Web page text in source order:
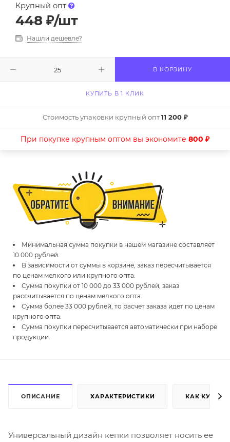
Крупный опт
448 ₽/шт
Нашли дешевле?
В КОРЗИНУ
КУПИТЬ В 1 КЛИК
Стоимость упаковки крупный опт11 200 ₽
При покупке крупным оптом вы экономите 800 ₽
Минимальная сумма покупки в нашем магазине составляет
10 000 рублей.
В зависимости от суммы в корзине, заказ пересчитывается
по ценам мелкого или крупного опта.
Сумма покупки от 10 000 до 33 000 рублей, заказ
рассчитывается по ценам мелкого опта.
Сумма более 33 000 рублей, то расчет заказа идет по ценам
крупного опта.
Сумма покупки пересчитывается автоматически при наборе
продукции.
ОПИСАНИЕ ХАРАКТЕРИСТИКИ КАК КУПИТЬ
Универсальный дизайн кепки позволяет носить ее